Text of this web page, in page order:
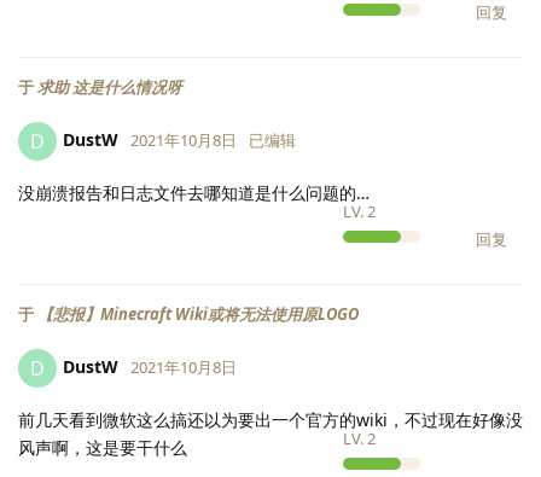
回复
于求助 这是什么情况呀
D DustW
LV.2
2021年10月8日 已编辑
没崩溃报告和日志文件去哪知道是什么问题的…
回复
于 【悲报】Minecraft Wiki或将无法使用原LOGO
D DustW
LV.2
2021年10月8日
前几天看到微软这么搞还以为要出一个官方的wiki，不过现在好像没
风声啊，这是要干什么